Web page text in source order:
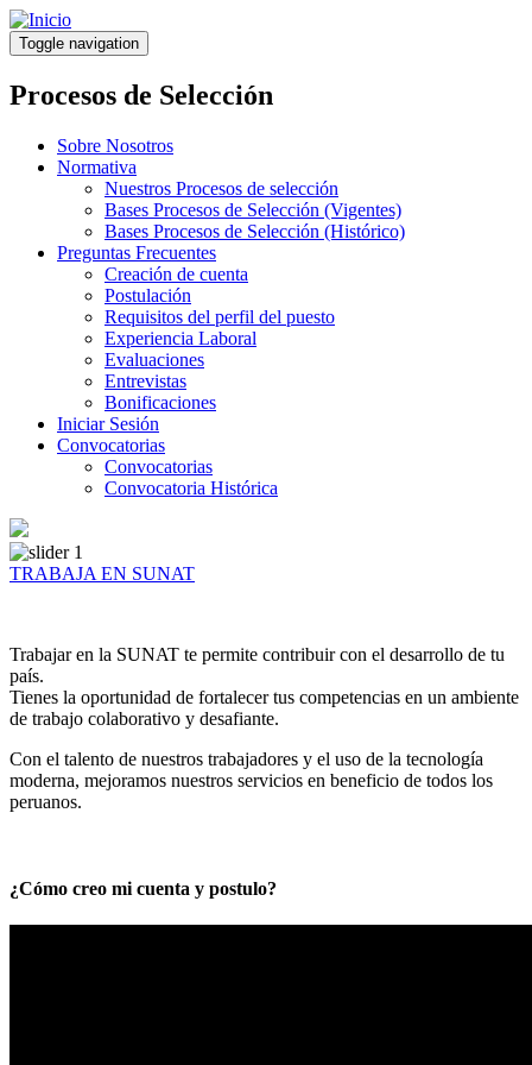
Pasar
al
contenido
principal
Toggle navigation
Procesos de Selección
Sobre Nosotros
Normativa
Nuestros Procesos de selección
Bases Procesos de Selección (Vigentes)
Bases Procesos de Selección (Histórico)
Preguntas Frecuentes
Creación de cuenta
Postulación
Requisitos del perfil del puesto
Experiencia Laboral
Evaluaciones
Entrevistas
Bonificaciones
Iniciar Sesión
Convocatorias
Convocatorias
Convocatoria Histórica
TRABAJA EN SUNAT
Trabajar en la SUNAT te permite contribuir con el desarrollo de tu
país.
Tienes la oportunidad de fortalecer tus competencias en un ambiente
de trabajo colaborativo y desafiante.
Con el talento de nuestros trabajadores y el uso de la tecnología
moderna, mejoramos nuestros servicios en beneficio de todos los
peruanos.
¿Cómo creo mi cuenta y postulo?